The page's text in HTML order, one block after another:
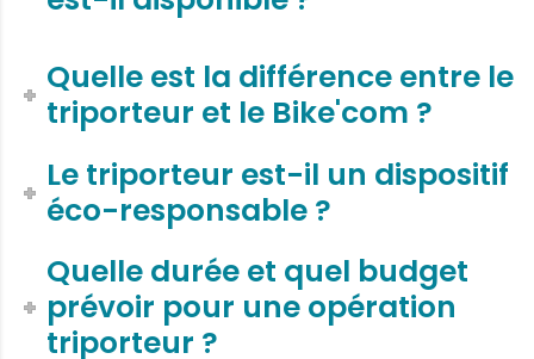
Quelle est la différence entre le
triporteur et le Bike'com ?
Le triporteur est-il un dispositif
éco-responsable ?
Quelle durée et quel budget
prévoir pour une opération
triporteur ?